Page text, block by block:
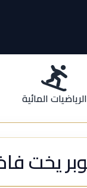
الرياضيات المائية